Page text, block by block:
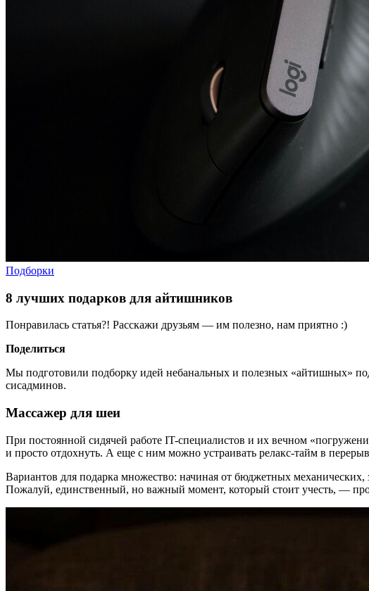
Подборки
8 лучших подарков для айтишников
Понравилась статья?! Расскажи друзьям — им полезно, нам приятно :)
Поделиться
Мы подготовили подборку идей небанальных и полезных «айтишных»
сисадминов.
Массажер для шеи
При постоянной сидячей работе IT-специалистов и их вечном
и просто отдохнуть. А еще с ним можно устраивать релакс-тайм в
Вариантов для подарка множество: начиная от бюджетных
Пожалуй, единственный, но важный момент, который стоит учесть, —